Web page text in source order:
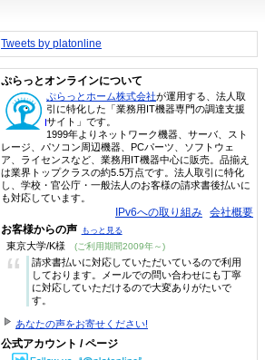
Tweets by platonline
ぷらっとオンラインについて
ぷらっとホーム株式会社が運用する、法人取
引に特化した「業務用IT機器専門の調達支援
サイト」です。
1999年よりネットワーク機器、サーバ、スト
レージ、パソコン周辺機器、PCパーツ、ソフトウェ
ア、ライセンスなど、業務用IT機器中心に販売。品揃え
は業界トップクラスの約5.5万点です。法人取引に特化
し、学校・官公庁・一般法人のお客様の請求書後払いに
も対応しています。
IPv6への取り組み 会社概要
お客様からの声 もっと見る
東京大学/K様 (ご利用期間2009年～)
“
請求書払いに対応していただいているので利用
しております。メールでの問い合わせにも丁寧
に対応していただけるので大変ありがたいで
す。
あなたの声をお寄せください!
公式アカウント / ページ